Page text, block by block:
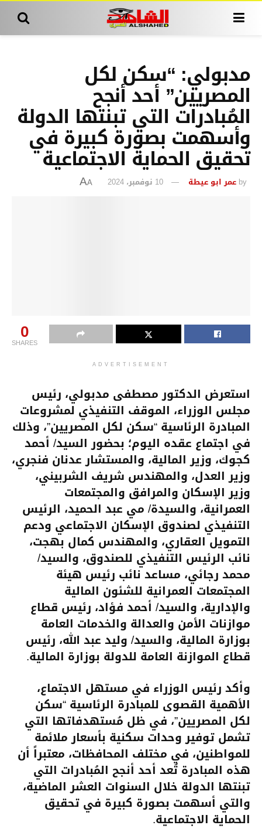
مدبولي: “سكن لكل
المصريين” أحد أنجح
المُبادرات التي تبنتها الدولة
وأسهمت بصورة كبيرة في
تحقيق الحماية الاجتماعية
by عمر ابو عيطة 10 نوفمبر، 2024 A
A
0
SHARES
ADVERTISEMENT
استعرض الدكتور مصطفى مدبولي، رئيس
مجلس الوزراء، الموقف التنفيذي لمشروعات
المبادرة الرئاسية “سكن لكل المصريين”، وذلك
في اجتماع عقده اليوم؛ بحضور السيد/ أحمد
كجوك، وزير المالية، والمستشار عدنان فنجري،
وزير العدل، والمهندس شريف الشربيني،
وزير الإسكان والمرافق والمجتمعات
العمرانية، والسيدة/ مي عبد الحميد، الرئيس
التنفيذي لصندوق الإسكان الاجتماعي ودعم
التمويل العقاري، والمهندس كمال بهجت،
نائب الرئيس التنفيذي للصندوق، والسيد/
محمد رجائي، مساعد نائب رئيس هيئة
المجتمعات العمرانية للشئون المالية
والإدارية، والسيد/ أحمد فؤاد، رئيس قطاع
موازنات الأمن والعدالة والخدمات العامة
بوزارة المالية، والسيد/ وليد عبد الله، رئيس
قطاع الموازنة العامة للدولة بوزارة المالية.
وأكد رئيس الوزراء في مستهل الاجتماع،
الأهمية القصوى للمبادرة الرئاسية “سكن
لكل المصريين”، في ظل مُستهدفاتها التي
تشمل توفير وحدات سكنية بأسعار ملائمة
للمواطنين، في مختلف المحافظات، معتبراً أن
هذه المبادرة تُعد أحد أنجح المُبادرات التي
تبنتها الدولة خلال السنوات العشر الماضية،
والتي أسهمت بصورة كبيرة في تحقيق
الحماية الاجتماعية.